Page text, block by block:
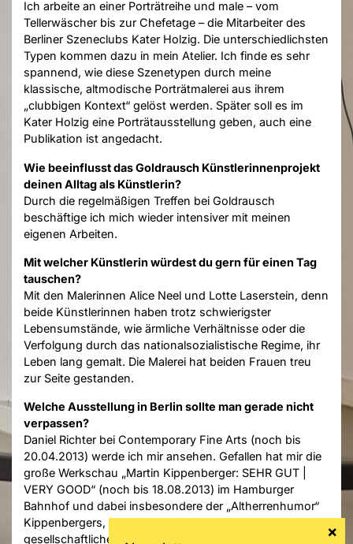
Ich arbeite an einer Porträtreihe und male – vom
Tellerwäscher bis zur Chefetage – die Mitarbeiter des
Berliner Szeneclubs Kater Holzig. Die unterschiedlichsten
Typen kommen dazu in mein Atelier. Ich finde es sehr
spannend, wie diese Szenetypen durch meine
klassische, altmodische Porträtmalerei aus ihrem
„clubbigen Kontext“ gelöst werden. Später soll es im
Kater Holzig eine Porträtausstellung geben, auch eine
Publikation ist angedacht.
Wie beeinflusst das Goldrausch Künstlerinnenprojekt
deinen Alltag als Künstlerin?
Durch die regelmäßigen Treffen bei Goldrausch
beschäftige ich mich wieder intensiver mit meinen
eigenen Arbeiten.
Mit welcher Künstlerin würdest du gern für einen Tag
tauschen?
Mit den Malerinnen Alice Neel und Lotte Laserstein, denn
beide Künstlerinnen haben trotz schwierigster
Lebensumstände, wie ärmliche Verhältnisse oder die
Verfolgung durch das nationalsozialistische Regime, ihr
Leben lang gemalt. Die Malerei hat beiden Frauen treu
zur Seite gestanden.
Welche Ausstellung in Berlin sollte man gerade nicht
verpassen?
Daniel Richter bei Contemporary Fine Arts (noch bis
20.04.2013) werde ich mir ansehen. Gefallen hat mir die
große Werkschau „Martin Kippenberger: SEHR GUT |
VERY GOOD“ (noch bis 18.08.2013) im Hamburger
Bahnhof und dabei insbesondere der „Altherrenhumor“
Kippenbergers, mit dem er seine Sicht auf die
gesellschaftliche Rolle der Frau beschrieben hat.